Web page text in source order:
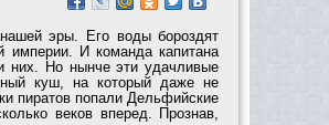
эры. Его воды бороздят
империи. И команда капитана
них. Но нынче эти удачливые
куш, на который даже не
пиратов попали Дельфийские
веков вперед. Прознав,